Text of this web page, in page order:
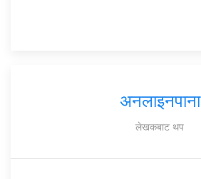
अनलाइनपाना
लेखकबाट थप